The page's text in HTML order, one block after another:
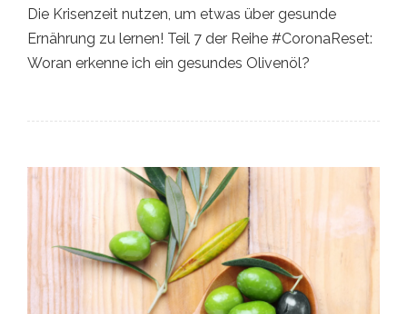
Die Krisenzeit nutzen, um etwas über gesunde
Ernährung zu lernen! Teil 7 der Reihe #CoronaReset:
Woran erkenne ich ein gesundes Olivenöl?